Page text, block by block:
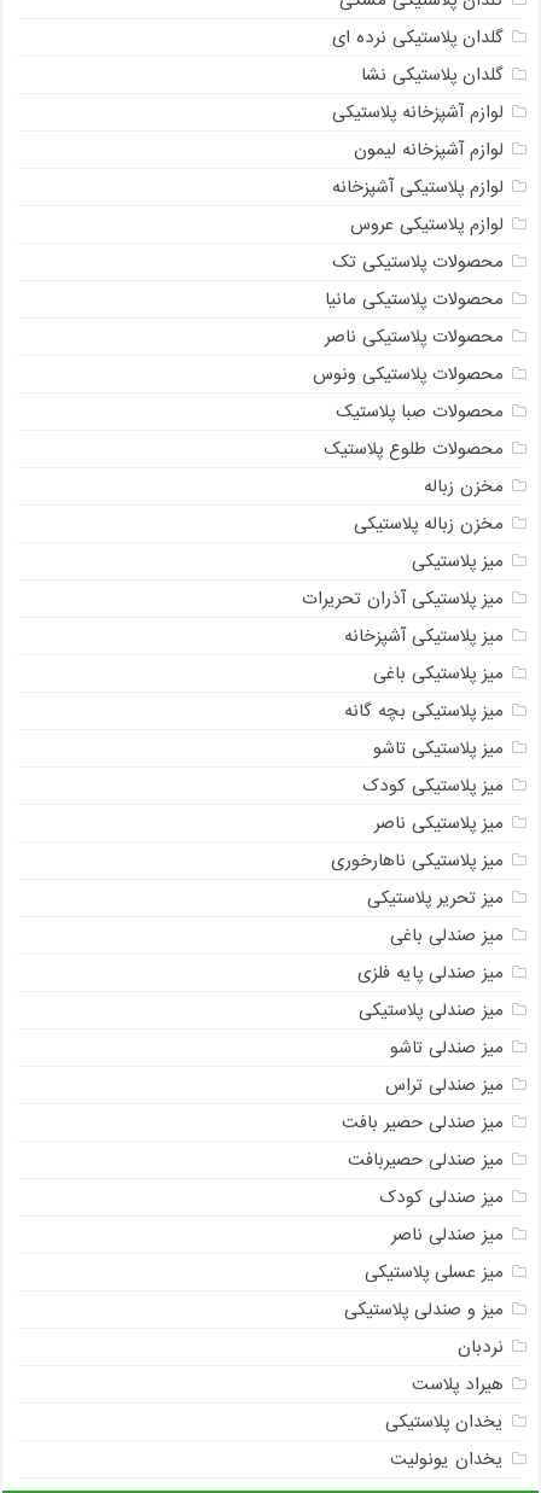
گلدان پلاستیکی نرده ای
گلدان پلاستیکی نشا
لوازم آشپزخانه پلاستیکی
لوازم آشپزخانه لیمون
لوازم پلاستیکی آشپزخانه
لوازم پلاستیکی عروس
محصولات پلاستیکی تک
محصولات پلاستیکی مانیا
محصولات پلاستیکی ناصر
محصولات پلاستیکی ونوس
محصولات صبا پلاستیک
محصولات طلوع پلاستیک
مخزن زباله
مخزن زباله پلاستیکی
میز پلاستیکی
میز پلاستیکی آذران تحریرات
میز پلاستیکی آشپزخانه
میز پلاستیکی باغی
میز پلاستیکی بچه گانه
میز پلاستیکی تاشو
میز پلاستیکی کودک
میز پلاستیکی ناصر
میز پلاستیکی ناهارخوری
میز تحریر پلاستیکی
میز صندلی باغی
میز صندلی پایه فلزی
میز صندلی پلاستیکی
میز صندلی تاشو
میز صندلی تراس
میز صندلی حصیر بافت
میز صندلی حصیربافت
میز صندلی کودک
میز صندلی ناصر
میز عسلی پلاستیکی
میز و صندلی پلاستیکی
نردبان
هیراد پلاست
یخدان پلاستیکی
یخدان یونولیت